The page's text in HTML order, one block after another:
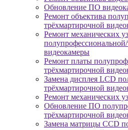
Обновление ПО
Ремонт объектива
трёхмартирочной
Ремонт механических
видеокамеры
Ремонт платы
трёхмартирочной
Замена дисплея LCD
трёхмартирочной
Ремонт механических
Обновление ПО
трёхмартирочной
Замена матрицы CCD